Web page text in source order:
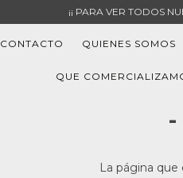
¡¡ PARA VER TODOS
CONTACTO QUIENES SOMOS
QUE
-
La página que